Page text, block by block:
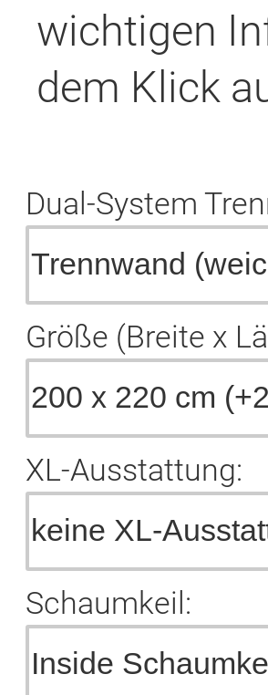
wichtigen
dem Klick
Dual-System
Größe (Breite x
XL-Ausstattung:
Schaumkeil: